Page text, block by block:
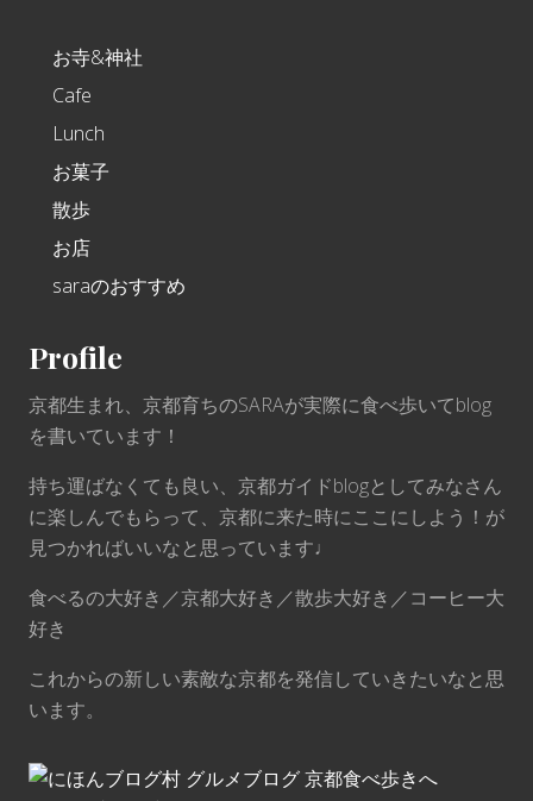
お寺&神社
Cafe
Lunch
お菓子
散歩
お店
saraのおすすめ
Profile
京都生まれ、京都育ちのSARAが実際に食べ歩いてblog
を書いています！
持ち運ばなくても良い、京都ガイドblogとしてみなさん
に楽しんでもらって、京都に来た時にここにしよう！が
見つかればいいなと思っています♩
食べるの大好き／京都大好き／散歩大好き／コーヒー大
好き
これからの新しい素敵な京都を発信していきたいなと思
います。